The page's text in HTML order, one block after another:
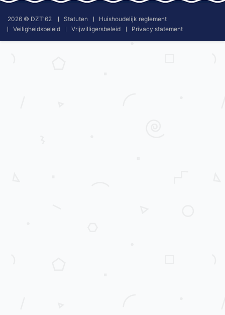
2026 © DZT'62 Statuten
Huishoudelijk reglement
Veiligheidsbeleid
Vrijwilligersbeleid Privacy statement